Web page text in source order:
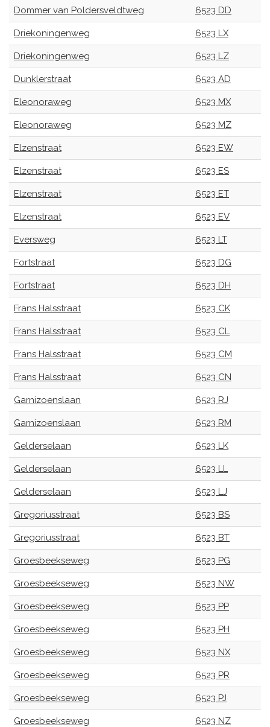
Dommer van Poldersveldtweg 6523 DD
Driekoningenweg 6523 LX
Driekoningenweg 6523 LZ
Dunklerstraat 6523 AD
Eleonoraweg 6523 MX
Eleonoraweg 6523 MZ
Elzenstraat 6523 EW
Elzenstraat 6523 ES
Elzenstraat 6523 ET
Elzenstraat 6523 EV
Eversweg 6523 LT
Fortstraat 6523 DG
Fortstraat 6523 DH
Frans Halsstraat 6523 CK
Frans Halsstraat 6523 CL
Frans Halsstraat 6523 CM
Frans Halsstraat 6523 CN
Garnizoenslaan 6523 RJ
Garnizoenslaan 6523 RM
Gelderselaan 6523 LK
Gelderselaan 6523 LL
Gelderselaan 6523 LJ
Gregoriusstraat 6523 BS
Gregoriusstraat 6523 BT
Groesbeekseweg 6523 PG
Groesbeekseweg 6523 NW
Groesbeekseweg 6523 PP
Groesbeekseweg 6523 PH
Groesbeekseweg 6523 NX
Groesbeekseweg 6523 PR
Groesbeekseweg 6523 PJ
Groesbeekseweg 6523 NZ